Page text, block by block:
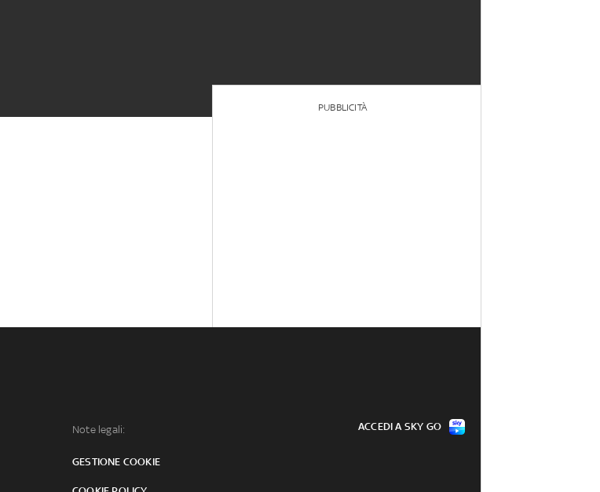
PUBBLICITÀ
Note legali:
GESTIONE COOKIE
ACCEDI A SKY GO